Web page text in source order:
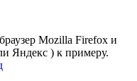
Mozilla Firefox и
Яндекс ) к примеру.